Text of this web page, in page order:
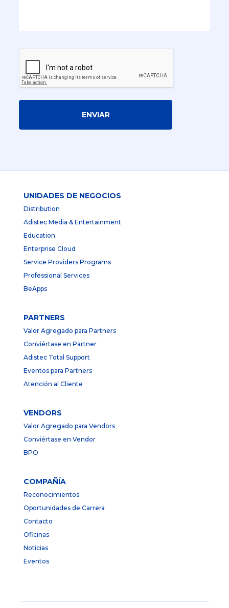
ENVIAR
UNIDADES DE NEGOCIOS
Distribution
Adistec Media & Entertainment
Education
Enterprise Cloud
Service Providers Programs
Professional Services
BeApps
PARTNERS
Valor Agregado para Partners
Conviértase en Partner
Adistec Total Support
Eventos para Partners
Atención al Cliente
VENDORS
Valor Agregado para Vendors
Conviértase en Vendor
BPO
COMPAÑÍA
Reconocimientos
Oportunidades de Carrera
Contacto
Oficinas
Noticias
Eventos